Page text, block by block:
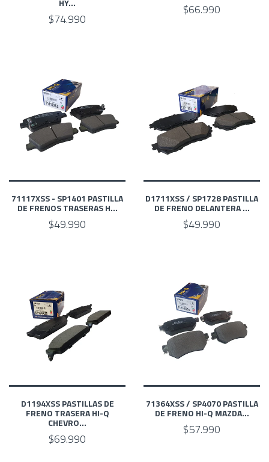
‎HY...
$74.990
$66.990
71117XSS - SP1401 PASTILLA
DE FRENOS TRASERAS H...
$49.990
D1711XSS / SP1728 PASTILLA
DE FRENO DELANTERA ...
$49.990
D1194XSS PASTILLAS DE
FRENO TRASERA HI-Q
CHEVRO...
$69.990
71364XSS / SP4070 PASTILLA
DE FRENO HI-Q MAZDA...
$57.990